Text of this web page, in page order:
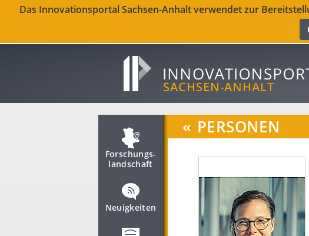
Das Innovationsportal Sachsen-Anhalt verwendet zur
Forschungs­
landschaft
Neuigkeiten
« PERSONEN